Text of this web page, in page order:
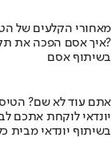
מאחורי הקלעים של
איך אסם הפכה את תקופת הצנע והמחסור הקשה של שנות ה-40 למותג לאומי?
בשיתוף אסם
אתם עוד לא שם?
יונדאי לוקחת אתכם
בשיתוף יונדאי מבית